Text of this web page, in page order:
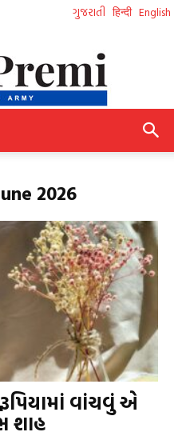
ગુજરાતી हिन्दी English
2026
વાંચવું એ
શાહ